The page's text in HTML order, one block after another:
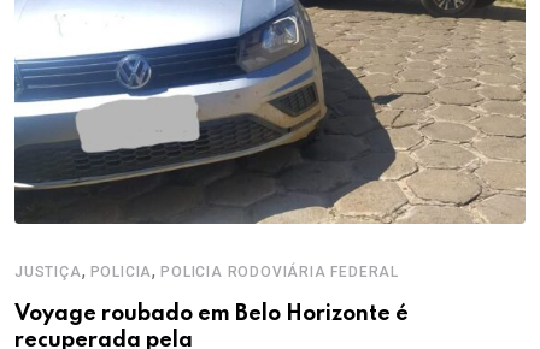
JUSTIÇA, POLICIA,POLICIA RODOVIÁRIA FEDERAL
Voyage roubado em Belo Horizonte é
recuperada pela